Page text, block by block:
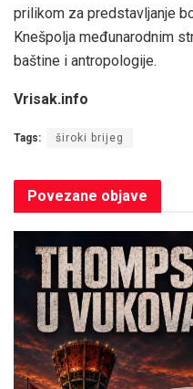
prilikom za predstavljanje
Knešpolja međunarodnim
baštine i antropologije.
Vrisak.info
Tags: široki brijeg
Povezane objave